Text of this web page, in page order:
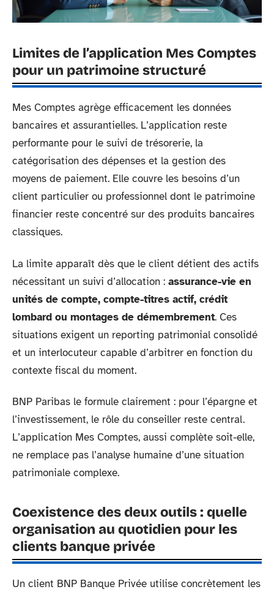
Limites de l’application Mes Comptes
pour un patrimoine structuré
Mes Comptes agrège efficacement les données
bancaires et assurantielles. L’application reste
performante pour le suivi de trésorerie, la
catégorisation des dépenses et la gestion des
moyens de paiement. Elle couvre les besoins d’un
client particulier ou professionnel dont le patrimoine
financier reste concentré sur des produits bancaires
classiques.
La limite apparaît dès que le client détient des actifs
nécessitant un suivi d’allocation : assurance-vie en
unités de compte, compte-titres actif, crédit
lombard ou montages de démembrement. Ces
situations exigent un reporting patrimonial consolidé
et un interlocuteur capable d’arbitrer en fonction du
contexte fiscal du moment.
BNP Paribas le formule clairement : pour l’épargne et
l’investissement, le rôle du conseiller reste central.
L’application Mes Comptes, aussi complète soit-elle,
ne remplace pas l’analyse humaine d’une situation
patrimoniale complexe.
Coexistence des deux outils : quelle
organisation au quotidien pour les
clients banque privée
Un client BNP Banque Privée utilise concrètement les